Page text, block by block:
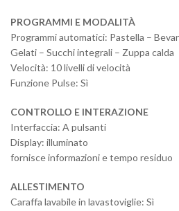
PROGRAMMI E MODALITÀ
Programmi automatici: Pastella –
Gelati – Succhi integrali – Zuppa calda
Velocità: 10 livelli di velocità
Funzione Pulse: Sì
CONTROLLO E INTERAZIONE
Interfaccia: A pulsanti
Display: illuminato
fornisce informazioni e tempo residuo
ALLESTIMENTO
Caraffa lavabile in lavastoviglie: Sì